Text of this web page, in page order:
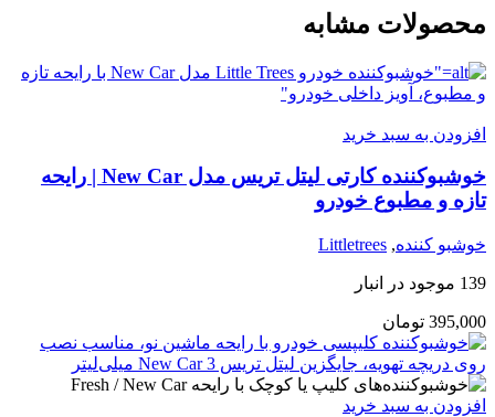
محصولات مشابه
افزودن به سبد خرید
خوشبوکننده کارتی لیتل تریس مدل New Car | رایحه
تازه و مطبوع خودرو
خوشبو کننده,
Littletrees
139 موجود در انبار
395,000 تومان
افزودن به سبد خرید